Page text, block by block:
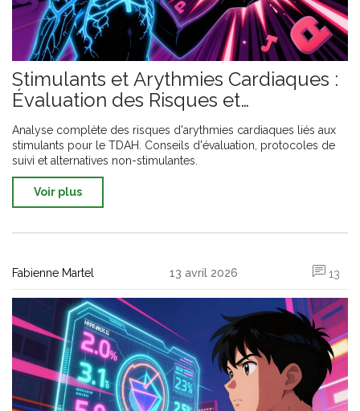
Stimulants et Arythmies Cardiaques :
Évaluation des Risques et
Alternatives
Analyse complète des risques d'arythmies cardiaques liés aux
stimulants pour le TDAH. Conseils d'évaluation, protocoles de
suivi et alternatives non-stimulantes.
Voir plus
Fabienne Martel 13 avril 2026 13